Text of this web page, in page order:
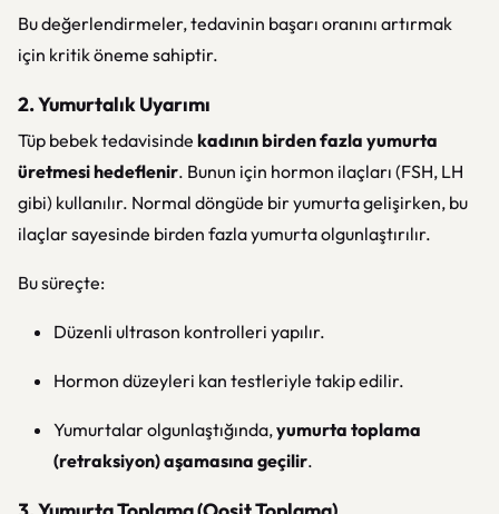
Bu değerlendirmeler, tedavinin başarı oranını artırmak
için kritik öneme sahiptir.
2. Yumurtalık Uyarımı
Tüp bebek tedavisinde kadının birden fazla yumurta
üretmesi hedeflenir. Bunun için hormon ilaçları (FSH, LH
gibi) kullanılır. Normal döngüde bir yumurta gelişirken, bu
ilaçlar sayesinde birden fazla yumurta olgunlaştırılır.
Bu süreçte:
Düzenli ultrason kontrolleri yapılır.
Hormon düzeyleri kan testleriyle takip edilir.
Yumurtalar olgunlaştığında,yumurta toplama
(retraksiyon) aşamasına geçilir.